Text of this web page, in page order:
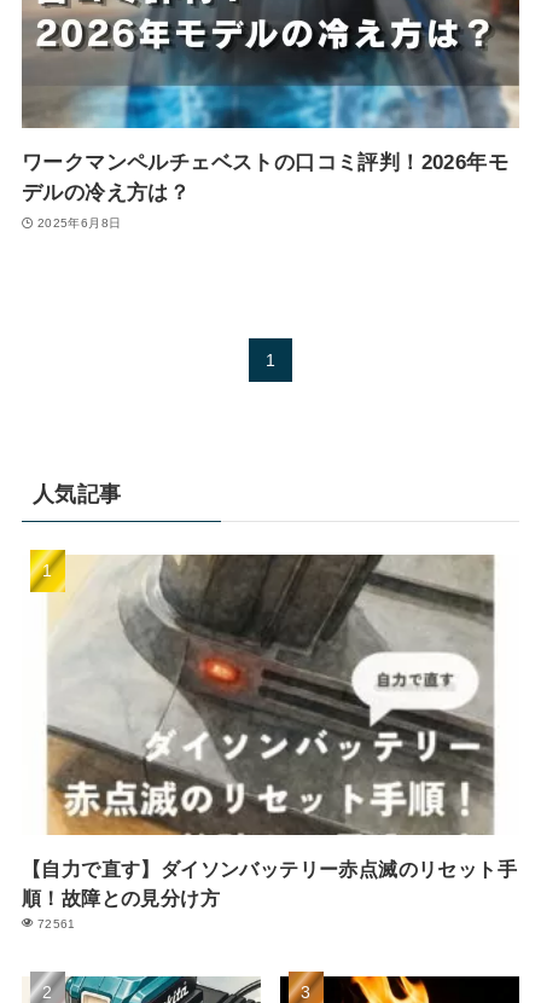
ワークマンペルチェベストの口コミ評判！2026年モ
デルの冷え方は？
2025年6月8日
1
人気記事
【自力で直す】ダイソンバッテリー赤点滅のリセット手
順！故障との見分け方
72561